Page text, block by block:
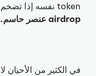
token نفسه إذا تضخم هذا التأثير.
airdrop عنصر حاسم.